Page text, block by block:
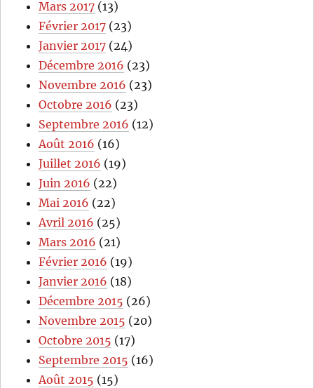
Mars 2017 (13)
Février 2017 (23)
Janvier 2017 (24)
Décembre 2016 (23)
Novembre 2016 (23)
Octobre 2016 (23)
Septembre 2016 (12)
Août 2016 (16)
Juillet 2016 (19)
Juin 2016 (22)
Mai 2016 (22)
Avril 2016 (25)
Mars 2016 (21)
Février 2016 (19)
Janvier 2016 (18)
Décembre 2015 (26)
Novembre 2015 (20)
Octobre 2015 (17)
Septembre 2015 (16)
Août 2015 (15)